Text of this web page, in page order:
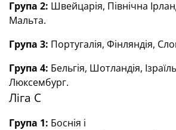
Група 2: Швейцарія, Північна
Мальта.
Група 3: Португалія, Фінляндія,
Група 4: Бельгія, Шотландія,
Люксембург.
Ліга С
Група 1: Боснія і